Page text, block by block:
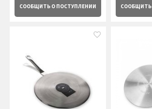
СООБЩИТЬ О ПОСТУПЛЕНИИ СООБЩИТЬ